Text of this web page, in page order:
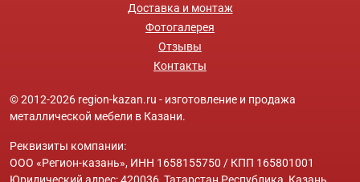
Доставка и монтаж
Фотогалерея
Отзывы
Контакты
© 2012-2026 region-kazan.ru - изготовление и продажа
металлической мебели в Казани.
Реквизиты компании:
ООО «Регион-казань», ИНН 1658155750 / КПП 165801001
Юридический адрес: 420036, Татарстан Республика, Казань,